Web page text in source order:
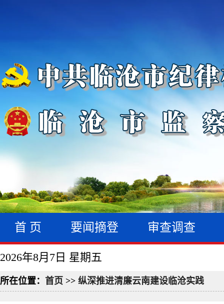
首 页 要闻摘登 审查调查
2026年8月7日 星期五
所在位置： 首页 >> 纵深推进清廉云南建设临沧实践